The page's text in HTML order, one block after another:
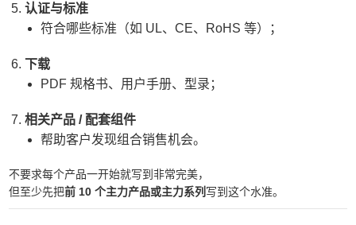
认证与标准
符合哪些标准（如 UL、CE、RoHS 等）；
下载
PDF 规格书、用户手册、型录；
相关产品 / 配套组件
帮助客户发现组合销售机会。
不要求每个产品一开始就写到非常完美，
但至少先把前 10 个主力产品或主力系列 写到这个水准。